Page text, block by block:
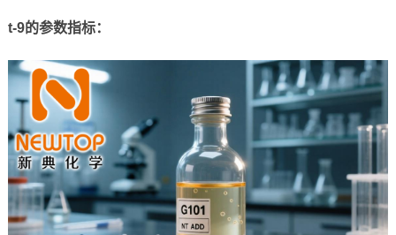
t-9的参数指标：